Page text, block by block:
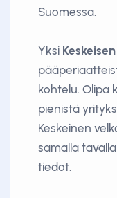
Suomessa.
Yksi
kohtelu. Olipa
pienistä
Keskeinen
samalla
tiedot.